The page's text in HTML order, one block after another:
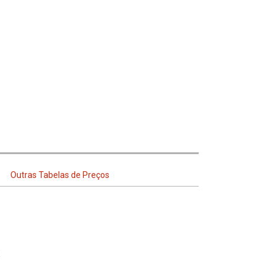
Outras Tabelas de Preços